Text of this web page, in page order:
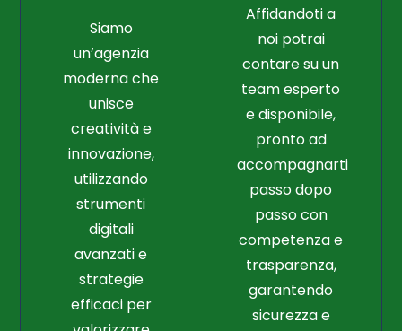
Siamo
un’agenzia
moderna che
unisce
creatività e
innovazione,
utilizzando
strumenti
digitali
avanzati e
strategie
efficaci per
Affidandoti a
noi potrai
contare su un
team esperto
e disponibile,
pronto ad
accompagnarti
passo dopo
passo con
competenza e
trasparenza,
garantendo
sicurezza e